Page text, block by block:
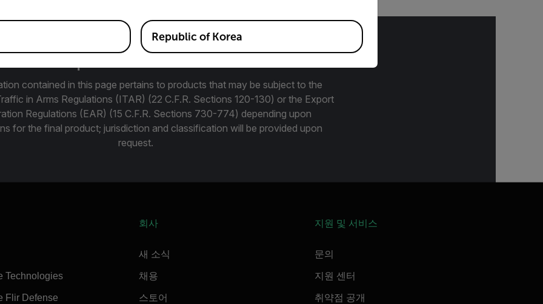
contained in this page pertains to products that may be subject to the
in Arms Regulations (ITAR) (22 C.F.R. Sections 120-130) or the Export
Regulations (EAR) (15 C.F.R. Sections 730-774) depending upon
for the final product; jurisdiction and classification will be provided upon
request.
Technologies
Flir Defense
회사
새 소식
채용
스토어
지원 및 서비스
문의
지원 센터
취약점 공개
Republic of Korea